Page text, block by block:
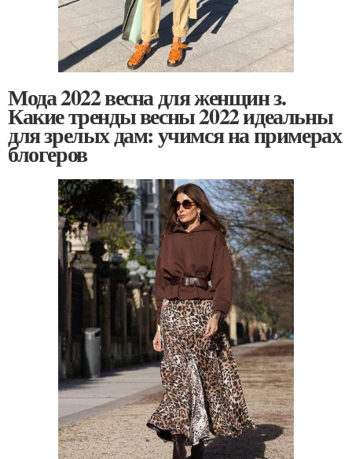
Мода 2022 весна для женщин з.
Какие тренды весны 2022 идеальны
для зрелых дам: учимся на примерах
блогеров